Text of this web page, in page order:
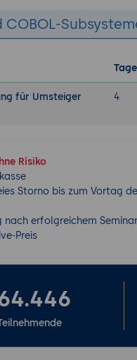
COBOL-
Tage
für Umsteiger 4
Risiko
Storno bis zum Vortag
nach erfolgreichem Seminar
Preis